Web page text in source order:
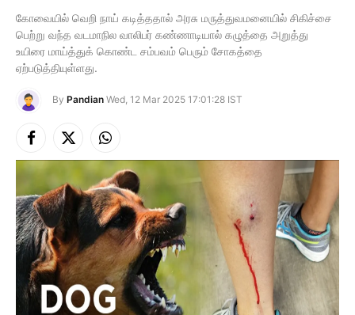
கோவையில் வெறி நாய் கடித்ததால் அரசு மருத்துவமனையில் சிகிச்சை
பெற்று வந்த வடமாநில வாலிபர் கண்ணாடியால் கழுத்தை அறுத்து
உயிரை மாய்த்துக் கொண்ட சம்பவம் பெரும் சோகத்தை
ஏற்படுத்தியுள்ளது.
By Pandian Wed, 12 Mar 2025 17:01:28 IST
Facebook
X
(Twitter)
Instagram